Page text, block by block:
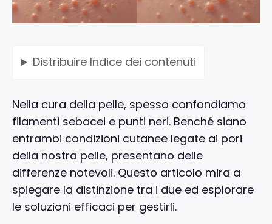
Distribuire Indice dei contenuti
Nella cura della pelle, spesso confondiamo
filamenti sebacei e punti neri. Benché siano
entrambi condizioni cutanee legate ai pori
della nostra pelle, presentano delle
differenze notevoli. Questo articolo mira a
spiegare la distinzione tra i due ed esplorare
le soluzioni efficaci per gestirli.